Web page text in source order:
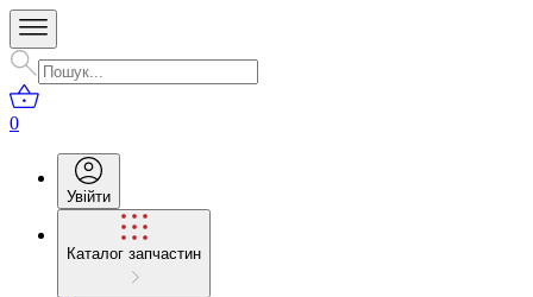
0
Увійти
Каталог запчастин